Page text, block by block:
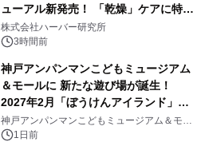
ューアル新発売！ 「乾燥」ケアに特化
し、ライン使いで潤いに満ちた肌へ
株式会社ハーバー研究所
3時間前
神戸アンパンマンこどもミュージアム
＆モールに 新たな遊び場が誕生！
2027年2月「ぼうけんアイランド」が
オープン
神戸アンパンマンこどもミュージアム＆モー
ル 1日前